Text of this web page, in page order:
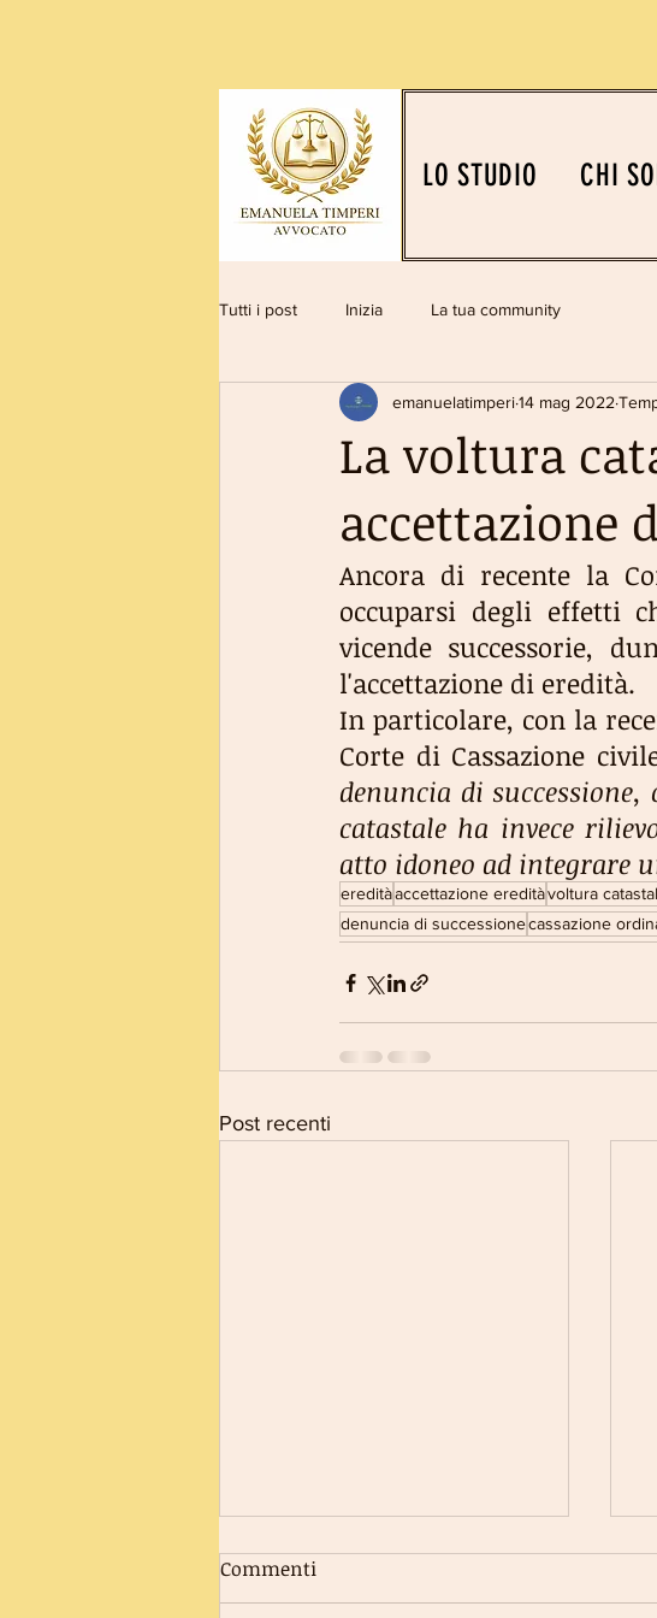
LO STUDIO CHI
Tutti i post Inizia La tua community
La voltura
accettazione
emanuelatimperi14 mag 2022
Ancora di recente la
occuparsi degli effetti
vicende successorie,
l'accettazione di eredità.
In particolare, con la
Corte di Cassazione
denuncia di
catastale ha invece
atto idoneo ad integrare
ereditàaccettazione ereditàvoltura
denuncia di successionecassazione
Post recenti
Commenti